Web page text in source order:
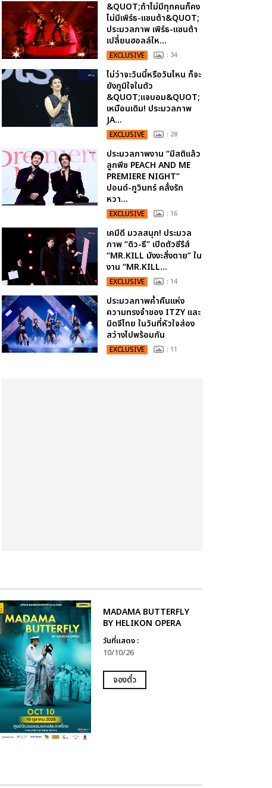
&QUOT;ถ้าไม่มีทุกคนก็คง
ไม่มีเพิร์ธ-แซนต้า&QUOT;
ประมวลภาพ เพิร์ธ-แซนต้า
เปลี่ยนฮอลล์ให...
EXCLUSIVE : 34
ไม่ว่าจะวันนี้หรือวันไหน ก็จะ
ยังภูมิใจในตัว
&QUOT;แจบอม&QUOT;
เหมือนเดิม! ประมวลภาพ
JA...
EXCLUSIVE : 28
ประมวลภาพงาน “มีสติแล้ว
ลูกพีช PEACH AND ME
PREMIERE NIGHT”
ปอนด์-ภูวินทร์ คลั่งรัก
หวา...
EXCLUSIVE : 16
เคมีดี มวลสนุก! ประมวล
ภาพ “ดิว-ธี” เปิดตัวซีรีส์
“MR.KILL มังงะสั่งตาย” ใน
งาน “MR.KILL...
EXCLUSIVE : 14
ประมวลภาพค่ำคืนแห่ง
ความทรงจำของ ITZY และ
มิดจีไทย ในวันที่หัวใจส่อง
สว่างไปพร้อมกัน
EXCLUSIVE : 11
MADAMA BUTTERFLY
BY HELIKON OPERA
วันที่แสดง :
10/10/26
จองตั๋ว